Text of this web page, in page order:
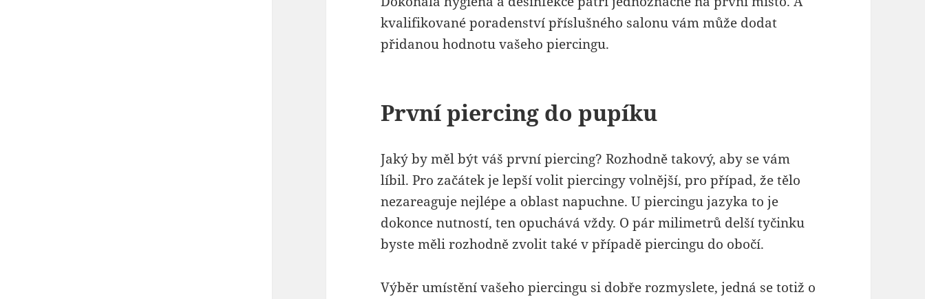
kvalifikované poradenství příslušného salonu vám může dodat
přidanou hodnotu vašeho piercingu.
První piercing do pupíku
Jaký by měl být váš první piercing? Rozhodně takový, aby se vám
líbil. Pro začátek je lepší volit piercingy volnější, pro případ, že tělo
nezareaguje nejlépe a oblast napuchne. U piercingu jazyka to je
dokonce nutností, ten opuchává vždy. O pár milimetrů delší tyčinku
byste měli rozhodně zvolit také v případě piercingu do obočí.
Výběr umístění vašeho piercingu si dobře rozmyslete, jedná se totiž o